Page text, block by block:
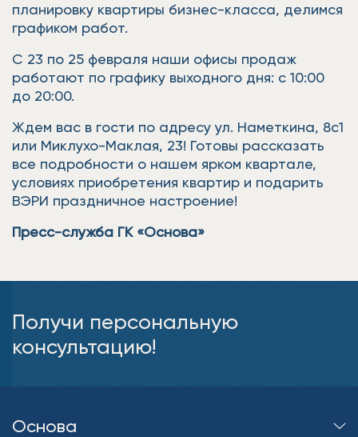
планировку квартиры бизнес-класса, делимся
графиком работ.
С 23 по 25 февраля наши офисы продаж
работают по графику выходного дня: с 10:00
до 20:00.
Ждем вас в гости по адресу ул. Наметкина, 8с1
или Миклухо-Маклая, 23! Готовы рассказать
все подробности о нашем ярком квартале,
условиях приобретения квартир и подарить
ВЭРИ праздничное настроение!
Пресс-служба ГК «Основа»
Получи персональную
консультацию!
Основа